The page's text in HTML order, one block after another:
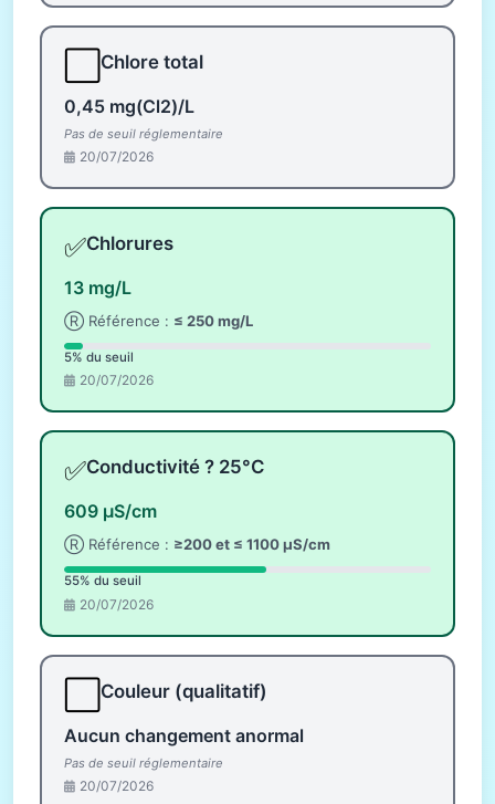
Chlore total
0,45 mg(Cl2)/L
Pas de seuil réglementaire
20/07/2026
✅Chlorures
13 mg/L
Ⓡ Référence : ≤ 250 mg/L
5% du seuil
20/07/2026
✅Conductivité ? 25°C
609 µS/cm
Ⓡ Référence : ≥200 et ≤ 1100 µS/cm
55% du seuil
20/07/2026
Couleur (qualitatif)
Aucun changement anormal
Pas de seuil réglementaire
20/07/2026